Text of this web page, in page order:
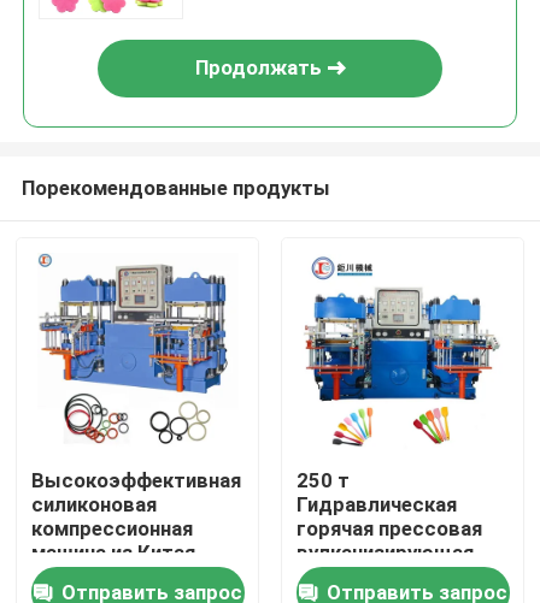
Дома
О Компании
Контакты
Продолжать
Порекомендованные продукты
Высокоэффективная
силиконовая
компрессионная
машина из Китая
Отправить запрос
250 т
Гидравлическая
горячая прессовая
вулканизирующая
машина для
Отправить запрос